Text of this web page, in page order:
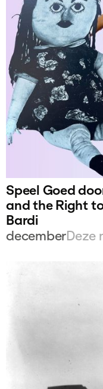
Speel Goed
and the Right
Bardi
decemberDeze